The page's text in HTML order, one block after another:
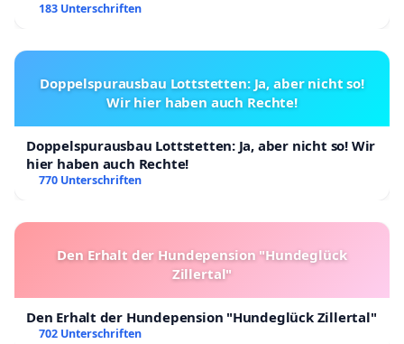
183 Unterschriften
Doppelspurausbau Lottstetten: Ja, aber nicht so!
Wir hier haben auch Rechte!
Doppelspurausbau Lottstetten: Ja, aber nicht so! Wir
hier haben auch Rechte!
770 Unterschriften
Den Erhalt der Hundepension "Hundeglück
Zillertal"
Den Erhalt der Hundepension "Hundeglück Zillertal"
702 Unterschriften